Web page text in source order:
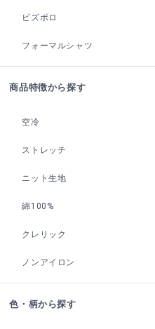
ビズポロ
フォーマルシャツ
商品特徴から探す
空冷
ストレッチ
ニット生地
綿100%
クレリック
ノンアイロン
色・柄から探す